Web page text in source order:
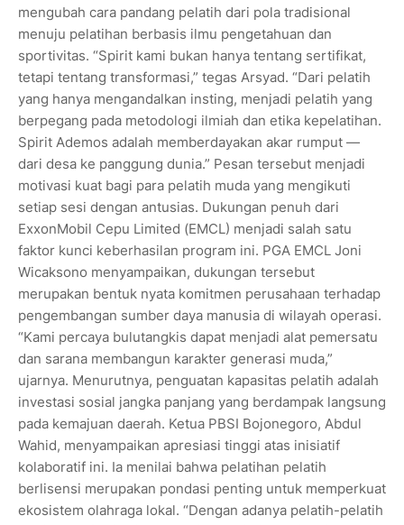
mengubah cara pandang pelatih dari pola tradisional
menuju pelatihan berbasis ilmu pengetahuan dan
sportivitas. “Spirit kami bukan hanya tentang sertifikat,
tetapi tentang transformasi,” tegas Arsyad. “Dari pelatih
yang hanya mengandalkan insting, menjadi pelatih yang
berpegang pada metodologi ilmiah dan etika kepelatihan.
Spirit Ademos adalah memberdayakan akar rumput —
dari desa ke panggung dunia.” Pesan tersebut menjadi
motivasi kuat bagi para pelatih muda yang mengikuti
setiap sesi dengan antusias. Dukungan penuh dari
ExxonMobil Cepu Limited (EMCL) menjadi salah satu
faktor kunci keberhasilan program ini. PGA EMCL Joni
Wicaksono menyampaikan, dukungan tersebut
merupakan bentuk nyata komitmen perusahaan terhadap
pengembangan sumber daya manusia di wilayah operasi.
“Kami percaya bulutangkis dapat menjadi alat pemersatu
dan sarana membangun karakter generasi muda,”
ujarnya. Menurutnya, penguatan kapasitas pelatih adalah
investasi sosial jangka panjang yang berdampak langsung
pada kemajuan daerah. Ketua PBSI Bojonegoro, Abdul
Wahid, menyampaikan apresiasi tinggi atas inisiatif
kolaboratif ini. Ia menilai bahwa pelatihan pelatih
berlisensi merupakan pondasi penting untuk memperkuat
ekosistem olahraga lokal. “Dengan adanya pelatih-pelatih